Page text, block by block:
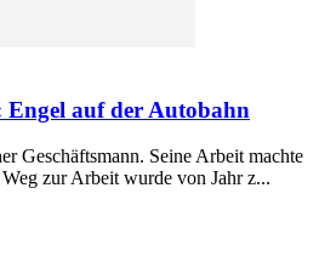
Engel auf der Autobahn
Geschäftsmann. Seine Arbeit machte
zur Arbeit wurde von Jahr z...